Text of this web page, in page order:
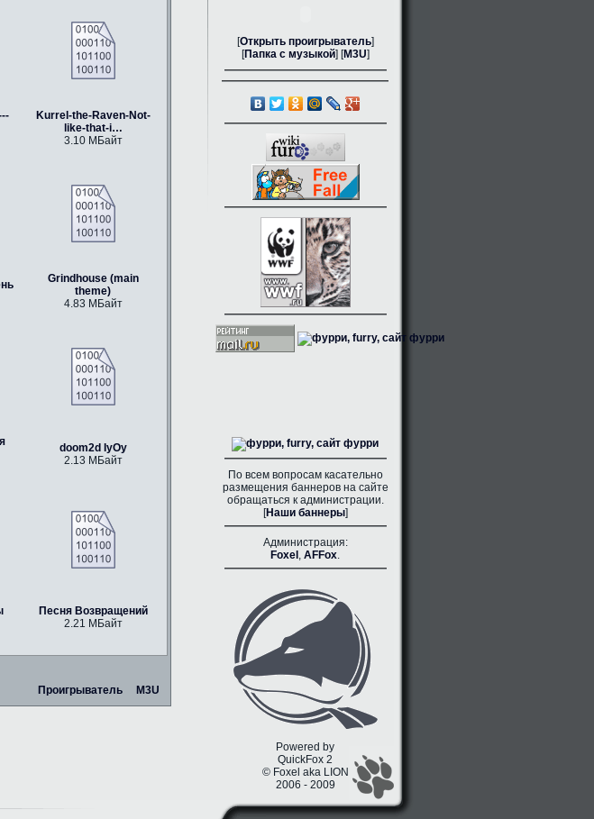
Kurrel-the-Raven-Not-
like-that-i…
3.10 МБайт
Grindhouse (main
theme)
4.83 МБайт
doom2d IyOy
2.13 МБайт
Песня Возвращений
2.21 МБайт
Проигрыватель
M3U
[Открыть проигрыватель]
[Папка с музыкой] [M3U]
По всем вопросам касательно
размещения баннеров на сайте
обращаться к администрации.
[Наши баннеры]
Администрация:
Foxel , AFFox.
Powered by
QuickFox 2
© Foxel aka LION
2006 - 2009